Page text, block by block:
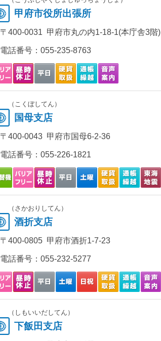
甲府市役所出張所
〒400-0031 甲府市丸の内1-18-1(本庁舎3階)
電話番号： 055-235-8763
（こくぼしてん）
国母支店
〒400-0043 甲府市国母6-2-36
電話番号： 055-226-1821
（さかおりしてん）
酒折支店
〒400-0805 甲府市酒折1-7-23
電話番号： 055-232-5277
（しもいいだしてん）
下飯田支店